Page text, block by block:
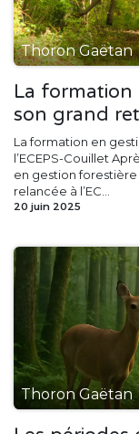
Thoron Gaëtan
La
son grand
La formation en
l’ECEPS-Couillet
en gestion
relancée à l’EC...
20 juin 2025
Thoron Gaëtan